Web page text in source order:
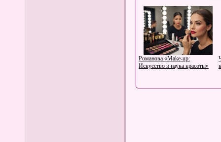
Романова «Make-up:
Искусство и наука красоты»